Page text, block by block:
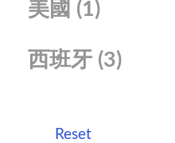
美國 (1)
西班牙 (3)
Reset